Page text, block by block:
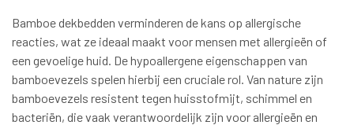
Bamboe dekbedden verminderen de kans op allergische
reacties, wat ze ideaal maakt voor mensen met allergieën of
een gevoelige huid. De hypoallergene eigenschappen van
bamboevezels spelen hierbij een cruciale rol. Van nature zijn
bamboevezels resistent tegen huisstofmijt, schimmel en
bacteriën, die vaak verantwoordelijk zijn voor allergieën en